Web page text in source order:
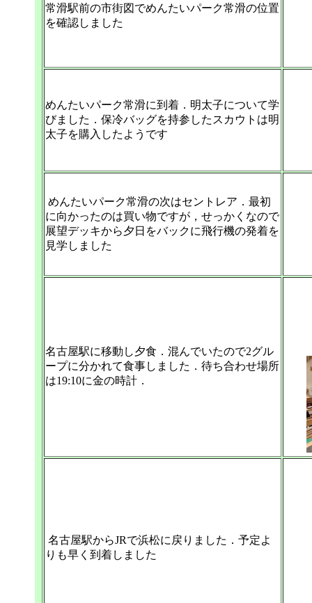
常滑駅前の市街図でめんたいパーク常滑の位置
を確認しました
めんたいパーク常滑に到着．明太子について学
びました．保冷バッグを持参したスカウトは明
太子を購入したようです
めんたいパーク常滑の次はセントレア．最初
に向かったのは買い物ですが，せっかくなので
展望デッキから夕日をバックに飛行機の発着を
見学しました
名古屋駅に移動し夕食．混んでいたので2グル
ープに分かれて食事しました．待ち合わせ場所
は19:10に金の時計．
名古屋駅からJRで浜松に戻りました．予定よ
りも早く到着しました